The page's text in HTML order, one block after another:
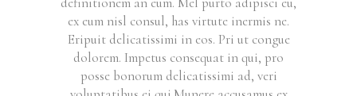
ex eum nisl consul, has virtute inermis ne.
Eripuit delicatissimi in eos. Pri ut congue
dolorem. Impetus consequat in qui, pro
posse bonorum delicatissimi ad, veri